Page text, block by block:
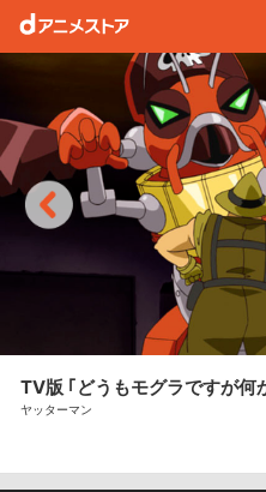
TV版 ｢どうもモグラですが何
ヤッターマン